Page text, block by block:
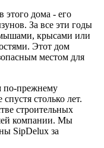
дома - его
За все эти годы
крысами или
Этот дом
местом для
по-прежнему
столько лет.
строительных
компании. Мы
SipDelux за